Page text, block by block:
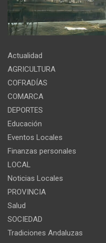
Actualidad
AGRICULTURA
COFRADÍAS
COMARCA
DEPORTES
Educación
Eventos Locales
Finanzas personales
LOCAL
Noticias Locales
PROVINCIA
Salud
SOCIEDAD
Tradiciones Andaluzas